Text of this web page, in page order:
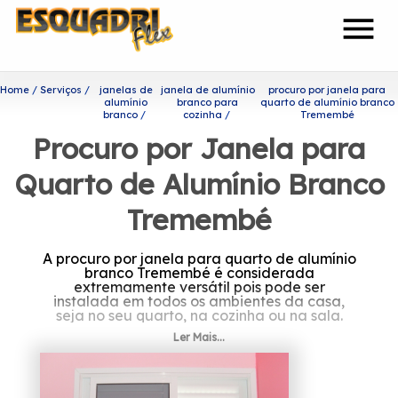
menu
Home Serviços
janelas de
alumínio
branco
janela de alumínio
branco para
cozinha
procuro por janela para
quarto de alumínio branco
Tremembé
Procuro por Janela para
Quarto de Alumínio Branco
Tremembé
A procuro por janela para quarto de alumínio
branco Tremembé é considerada
extremamente versátil pois pode ser
instalada em todos os ambientes da casa,
seja no seu quarto, na cozinha ou na sala.
Saiba onde encontrar procuro
por janela para quarto de
Ler Mais...